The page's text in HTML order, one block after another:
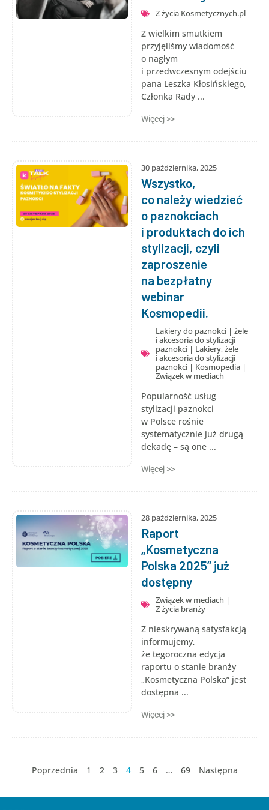
Z życia Kosmetycznych.pl
Z wielkim smutkiem
przyjęliśmy wiadomość
o nagłym
i przedwczesnym odejściu
pana Leszka Kłosińskiego,
Członka Rady ...
Więcej >>
30 października, 2025
Wszystko,
co należy wiedzieć
o paznokciach
i produktach do ich
stylizacji, czyli
zaproszenie
na bezpłatny
webinar
Kosmopedii.
Lakiery do paznokci| żele
i akcesoria do stylizacji
paznokci| Lakiery, żele
i akcesoria do stylizacji
paznokci| Kosmopedia|
Związek w mediach
Popularność usług
stylizacji paznokci
w Polsce rośnie
systematycznie już drugą
dekadę – są one ...
Więcej >>
28 października, 2025
Raport
„Kosmetyczna
Polska 2025” już
dostępny
Związek w mediach |
Z życia branży
Z nieskrywaną satysfakcją
informujemy,
że tegoroczna edycja
raportu o stanie branży
„Kosmetyczna Polska” jest
dostępna ...
Więcej >>
Poprzednia 1 2 3 4 5 6 … 69 Następna